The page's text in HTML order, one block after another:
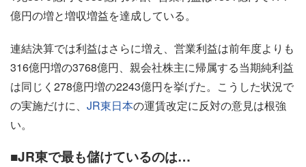
億円の増と増収増益を達成している。
連結決算では利益はさらに増え、営業利益は前年度よりも
316億円増の3768億円、親会社株主に帰属する当期純利益
は同じく278億円増の2243億円を挙げた。こうした状況で
の実施だけに、 JR東日本の運賃改定に反対の意見は根強
い。
■JR東で最も儲けているのは…